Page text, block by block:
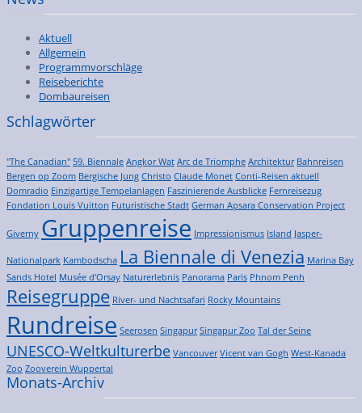
Aktuell
Allgemein
Programmvorschläge
Reiseberichte
Dombaureisen
Schlagwörter
"The Canadian" 59. Biennale Angkor Wat Arc de Triomphe Architektur Bahnreisen
Bergen op Zoom Bergische Jung Christo Claude Monet Conti-Reisen aktuell
Domradio Einzigartige Tempelanlagen Faszinierende Ausblicke Fernreisezug
Fondation Louis Vuitton Futuristische Stadt German Apsara Conservation Project
Giverny Gruppenreise Impressionismus Island Jasper-
Nationalpark Kambodscha La Biennale di Venezia Marina Bay
Sands Hotel Musée d'Orsay Naturerlebnis Panorama Paris Phnom Penh
Reisegruppe River- und Nachtsafari Rocky Mountains
Rundreise Seerosen Singapur Singapur Zoo Tal der Seine
UNESCO-Weltkulturerbe Vancouver Vicent van Gogh West-Kanada
Zoo Zooverein Wuppertal
Monats-Archiv